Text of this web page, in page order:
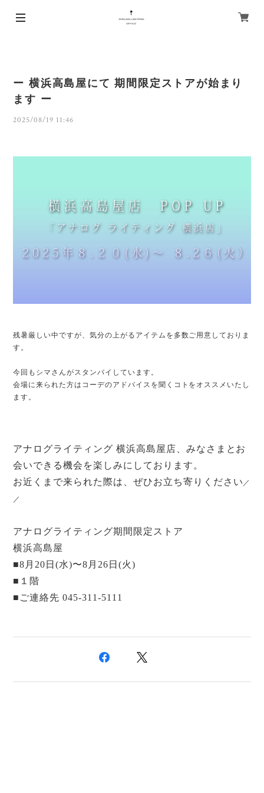
ー 横浜高島屋にて 期間限定ストアが始まり
ます ー
2025/08/19 11:46
残暑厳しい中ですが、気分の上がるアイテムを多数ご用意しておりま
す。
今回もシマさんがスタンバイしています。
会場に来られた方はコーデのアドバイスを聞くコトをオススメいたし
ます。
アナログライティング 横浜高島屋店、みなさまとお
会いできる機会を楽しみにしております。
お近くまで来られた際は、 ぜひお立ち寄りください ／
／
アナログライティング期間限定ストア
横浜高島屋
■8月20日(水)〜8月26日(火)
■１階
■ご連絡先 045-311-5111